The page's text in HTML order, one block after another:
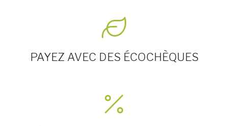
PAYEZ AVEC DES ÉCOCHÈQUES